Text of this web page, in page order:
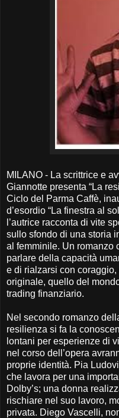
MILANO - La scrittrice e
Giannotte presenta “La
Ciclo del Parma Caffè,
d’esordio “La finestra al
l’autrice racconta di vite
sullo sfondo di una storia
al femminile. Un romanzo
parlare della capacità
e di rialzarsi con
originale, quello del
trading finanziario.
Nel secondo romanzo
resilienza si fa la
lontani per esperienze di
nel corso dell’opera
proprie identità. Pia
che lavora per una
Dolby’s; una donna
rischiare nel suo lavoro,
privata. Diego Vascelli,